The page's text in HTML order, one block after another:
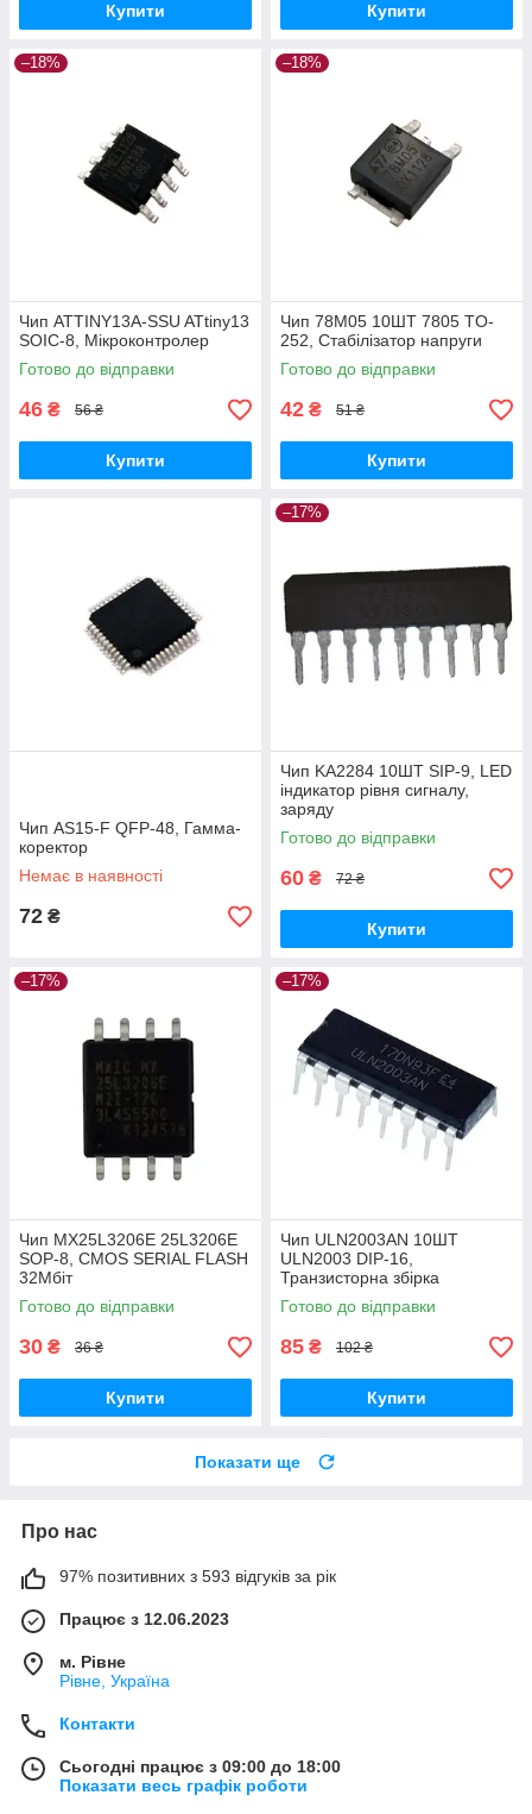
Купити Купити
–18%
Чип ATTINY13A-SSU ATtiny13
SOIC-8, Мікроконтролер
Готово до відправки
46 ₴ 56 ₴
Купити
–18%
Чип 78M05 10ШТ 7805 TO-
252, Стабілізатор напруги
Готово до відправки
42 ₴ 51 ₴
Купити
Чип AS15-F QFP-48, Гамма-
коректор
Немає в наявності
72 ₴
–17%
Чип KA2284 10ШТ SIP-9, LED
індикатор рівня сигналу,
заряду
Готово до відправки
60 ₴ 72 ₴
Купити
–17%
Чип MX25L3206E 25L3206E
SOP-8, CMOS SERIAL FLASH
32Мбіт
Готово до відправки
30 ₴ 36 ₴
Купити
–17%
Чип ULN2003AN 10ШТ
ULN2003 DIP-16,
Транзисторна збірка
Дарлінгтона
Готово до відправки
85 ₴ 102 ₴
Купити
Показати ще
Про нас
97% позитивних з 593 відгуків за рік
Працює з 12.06.2023
м. Рівне
Рівне, Україна
Контакти
Сьогодні працює з 09:00 до 18:00
Показати весь графік роботи